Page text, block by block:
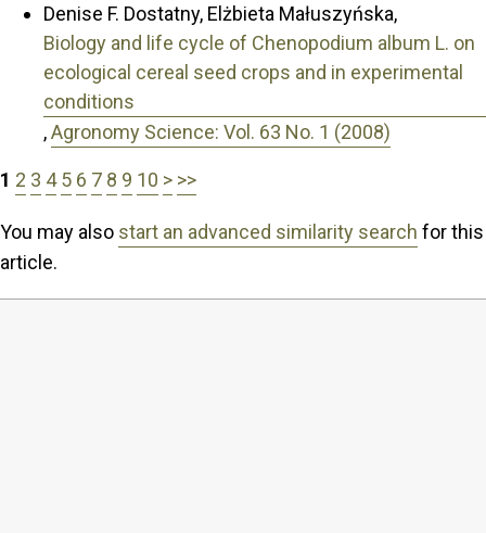
Denise F. Dostatny, Elżbieta Małuszyńska,
Biology and life cycle of Chenopodium album L. on
ecological cereal seed crops and in experimental
conditions
,Agronomy Science: Vol. 63 No. 1 (2008)
1 2 3 4 5 6 7 8 9 10 > >>
You may also start an advanced similarity search for this
article.